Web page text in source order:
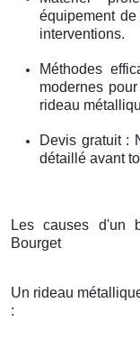
équipement
interventions.
Méthodes
modernes
rideau
Devis gratuit :
détaillé avant
Les causes d'un
Bourget
Un rideau
: